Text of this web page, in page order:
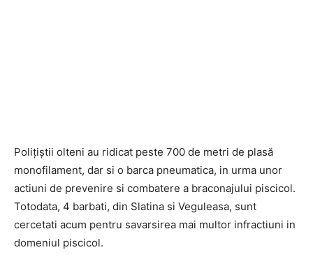
Polițiștii olteni au ridicat peste 700 de metri de plasă
monofilament, dar si o barca pneumatica, in urma unor
actiuni de prevenire si combatere a braconajului piscicol.
Totodata, 4 barbati, din Slatina si Veguleasa, sunt
cercetati acum pentru savarsirea mai multor infractiuni in
domeniul piscicol.